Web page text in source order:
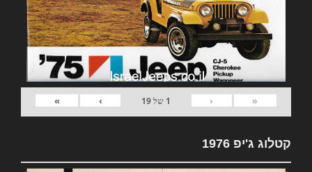
«
‹
1 של19
›
»
קטלוג ג'יפ 1976